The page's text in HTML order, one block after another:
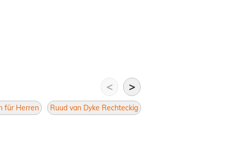
< >
für Herren Ruud van Dyke Rechteckig